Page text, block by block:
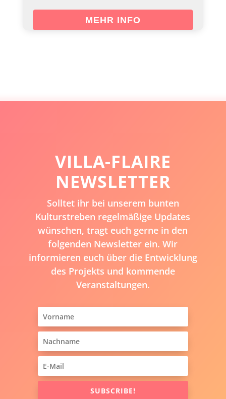
MEHR INFO
VILLA-FLAIRE
NEWSLETTER
Solltet ihr bei unserem bunten
Kulturstreben regelmäßige Updates
wünschen, tragt euch gerne in den
folgenden Newsletter ein. Wir
informieren euch über die Entwicklung
des Projekts und kommende
Veranstaltungen.
SUBSCRIBE!